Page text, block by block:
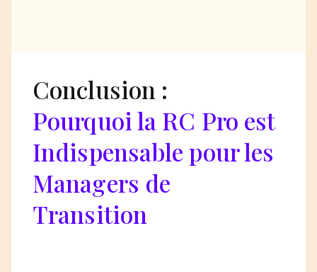
Conclusion :
Pourquoi la RC Pro est
Indispensable pour les
Managers de
Transition